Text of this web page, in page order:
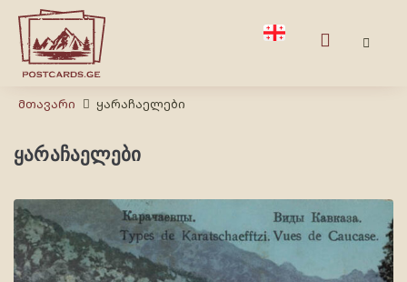
Მთავარი ყარაჩაელები
ყარაჩაელები